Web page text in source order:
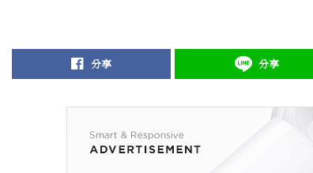
分享 分享